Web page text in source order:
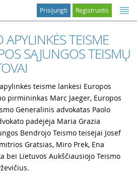
Registruotis
Prisijungti
TEISME
SĄJUNGOS TEISMŲ
teisme lankėsi Europos
pirmininkas Marc Jaeger, Europos
Generalinis advokatas Paolo
padėjėja Maria Grazia
Bendrojo Teismo teisėjai Josef
Gratsias, Miro Prek, Ena
bei Lietuvos Aukščiausiojo Teismo